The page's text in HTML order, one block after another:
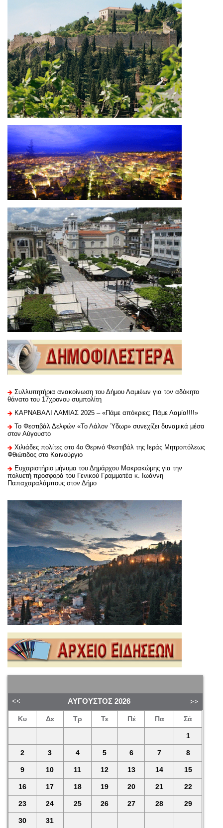
Συλλυπητήρια ανακοίνωση του Δήμου Λαμιέων για τον αδόκητο
θάνατο του 17χρονου συμπολίτη
ΚΑΡΝΑΒΑΛΙ ΛΑΜΙΑΣ 2025 – «Πάμε απόκριες; Πάμε Λαμία!!!!»
Το Φεστιβάλ Δελφών «Το Λάλον Ύδωρ» συνεχίζει δυναμικά μέσα
στον Αύγουστο
Χιλιάδες πολίτες στο 4ο Θερινό Φεστιβάλ της Ιεράς Μητροπόλεως
Φθιώτιδος στο Καινούργιο
Ευχαριστήριo μήνυμα του Δημάρχου Μακρακώμης για την
πολυετή προσφορά του Γενικού Γραμματέα κ. Ιωάννη
Παπαχαραλάμπους στον Δήμο
ΑΎΓΟΥΣΤΟΣ 2026
Κυ Δε Τρ Τε Πέ Πα Σά
1
2 3 4 5 6 7 8
9 10 11 12 13 14 15
16 17 18 19 20 21 22
23 24 25 26 27 28 29
30 31